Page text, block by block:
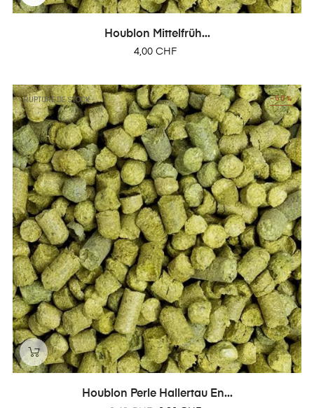
Houblon Mittelfrüh...
Prix
4,00 CHF
RUPTURE DE STOCK
Houblon Perle Hallertau En...
-50%